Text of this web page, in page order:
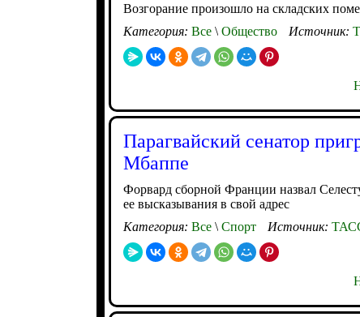
Возгорание произошло на складских
Категория: Все \ Общество Источник:
Парагвайский сенатор
Мбаппе
Форвард сборной Франции назвал
ее высказывания в свой адрес
Категория: Все \ Спорт Источник: